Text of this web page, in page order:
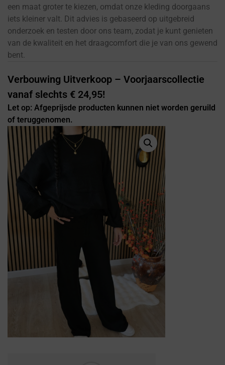
een maat groter te kiezen, omdat onze kleding doorgaans
iets kleiner valt. Dit advies is gebaseerd op uitgebreid
onderzoek en testen door ons team, zodat je kunt genieten
van de kwaliteit en het draagcomfort die je van ons gewend
bent.
Verbouwing Uitverkoop – Voorjaarscollectie
vanaf slechts € 24,95!
Let op: Afgeprijsde producten kunnen niet worden geruild
of teruggenomen.